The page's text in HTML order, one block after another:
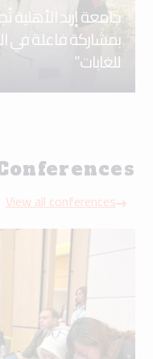
جامعة إربد
بمشاركة فاعلة في
للغابات”
View all conferences